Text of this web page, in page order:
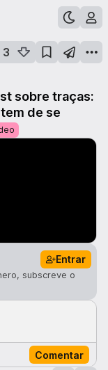
3
sobre traças:
de se
Entrar
subscreve o
Comentar